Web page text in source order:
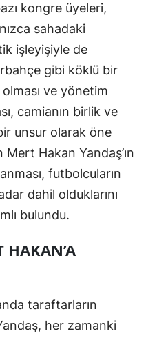
Ordu
Rize
Sakarya
Samsun
Siirt
Sinop
Tekirdağ
Tunceli
Şanlıurfa
kongre üyeleri,
sahadaki
işleyişiyle de
gibi köklü bir
ve yönetim
camianın birlik ve
unsur olarak öne
Hakan Yandaş’ın
futbolcuların
dahil olduklarını
bulundu.
HAKAN’A
taraftarların
her zamanki